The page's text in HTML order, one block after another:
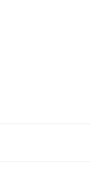
fuselage will bring